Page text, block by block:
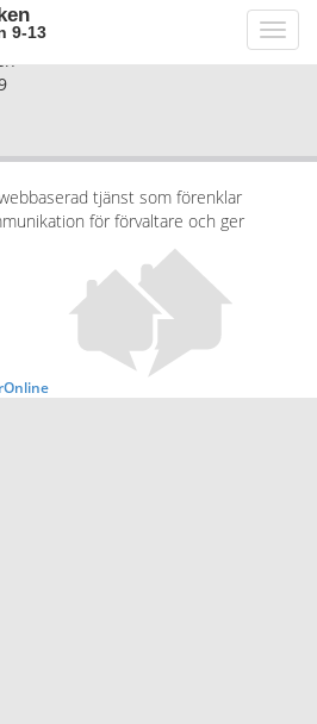
9-13
tjänst som förenklar
för förvaltare och ger